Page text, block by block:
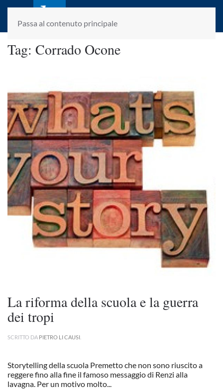
Passa al contenuto principale
laletteraturaenoi.it
fondato da Romano Luperini
Tag: Corrado Ocone
La riforma della scuola e la guerra
dei tropi
SCRITTO DA PIETRO LI CAUSI
Storytelling della scuola Premetto che non sono riuscito a
reggere fino alla fine il famoso messaggio di Renzi alla
lavagna. Per un motivo molto...